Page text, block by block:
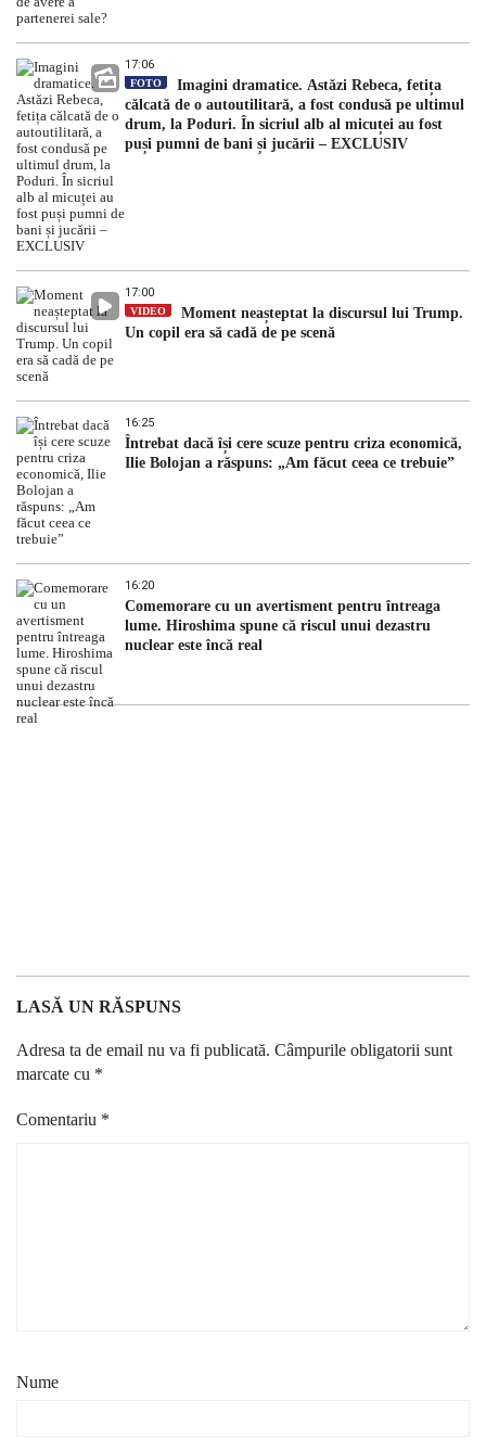
17:06
FOTO
Imagini dramatice. Astăzi Rebeca, fetița
călcată de o autoutilitară, a fost condusă pe ultimul
drum, la Poduri. În sicriul alb al micuței au fost
puși pumni de bani și jucării – EXCLUSIV
17:00
VIDEO
Moment neașteptat la discursul lui Trump.
Un copil era să cadă de pe scenă
16:25
Întrebat dacă își cere scuze pentru criza economică,
Ilie Bolojan a răspuns: „Am făcut ceea ce trebuie”
16:20
Comemorare cu un avertisment pentru întreaga
lume. Hiroshima spune că riscul unui dezastru
nuclear este încă real
LASĂ UN RĂSPUNS
Adresa ta de email nu va fi publicată. Câmpurile obligatorii sunt
marcate cu *
Comentariu *
Nume